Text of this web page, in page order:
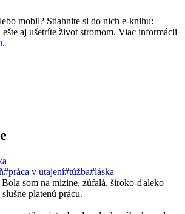
mobil? Stiahnite si do nich e-knihu:
aj ušetríte život stromom. Viac informácii
.
#práca v utajení#túžba#láska
Bola som na mizine, zúfalá, široko-ďaleko
platenú prácu.